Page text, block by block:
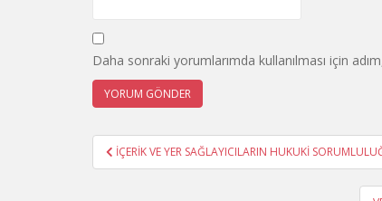
Daha sonraki yorumlarımda kullanılması için
Yazı
gezinmesi
İÇERİK VE YER SAĞLAYICILARIN HUKUKİ